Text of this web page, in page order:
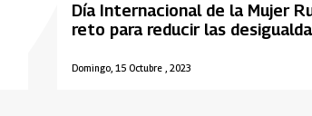
Domingo, 15 Octubre , 2023
Día Internacional de la Mujer
reto para reducir las